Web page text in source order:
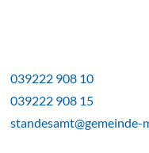
039222 908 10
039222 908 15
standesamt@gemeinde-